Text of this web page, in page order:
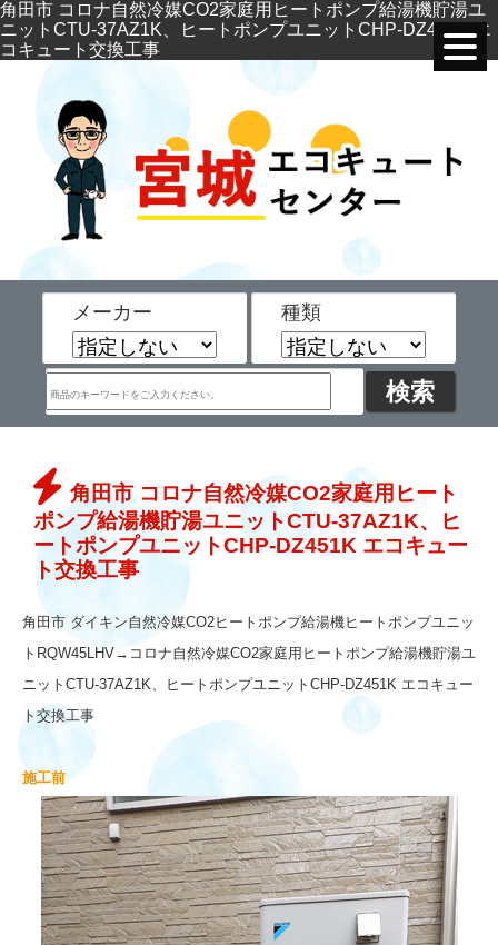
角田市 コロナ自然冷媒CO2家庭用ヒートポンプ給湯機貯湯ユ
ニットCTU-37AZ1K、ヒートポンプユニットCHP-DZ451K エ
コキュート交換工事
メーカー 種類
角田市 コロナ自然冷媒CO2家庭用ヒート
ポンプ給湯機貯湯ユニットCTU-37AZ1K、ヒ
ートポンプユニットCHP-DZ451K エコキュー
ト交換工事
角田市 ダイキン自然冷媒CO2ヒートポンプ給湯機ヒートポンプユニッ
トRQW45LHV→コロナ自然冷媒CO2家庭用ヒートポンプ給湯機貯湯ユ
ニットCTU-37AZ1K、ヒートポンプユニットCHP-DZ451K エコキュー
ト交換工事
施工前